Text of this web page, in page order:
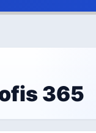
365